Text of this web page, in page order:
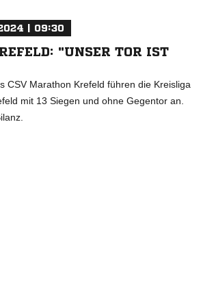
| 09:30
"UNSER TOR IST
CSV Marathon Krefeld führen die Kreisliga
mit 13 Siegen und ohne Gegentor an.